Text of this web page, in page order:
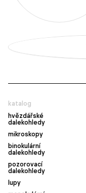
katalog
hvězdářské
dalekohledy
mikroskopy
binokulární
dalekohledy
pozorovací
dalekohledy
lupy